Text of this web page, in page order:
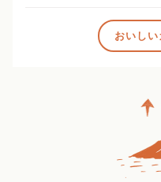
おいし